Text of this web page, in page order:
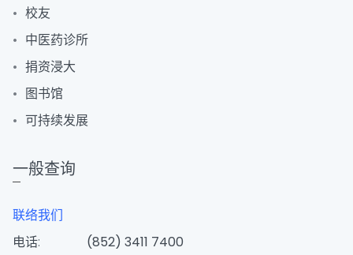
校友
中医药诊所
捐资浸大
图书馆
可持续发展
一般查询
联络我们
电话:
(852) 3411 7400